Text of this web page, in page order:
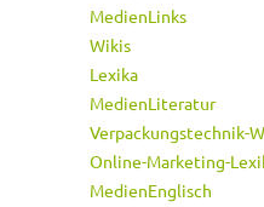
MedienLinks
Wikis
Lexika
MedienLiteratur
Verpackungstechnik-
Online-Marketing-
MedienEnglisch